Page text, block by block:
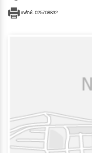
แฟกซ์. 025708832